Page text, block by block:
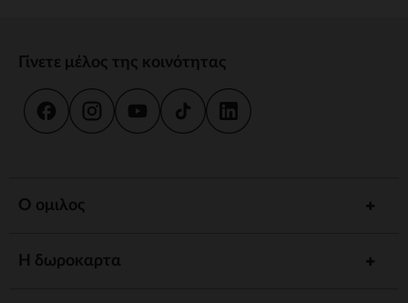
Γίνετε μέλος της κοινότητας
Ο ομιλος
Η δωροκαρτα